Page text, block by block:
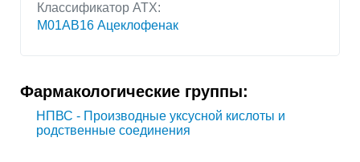
Классификатор АТХ:
M01AB16 Ацеклофенак
Фармакологические группы:
НПВС - Производные уксусной кислоты и
родственные соединения